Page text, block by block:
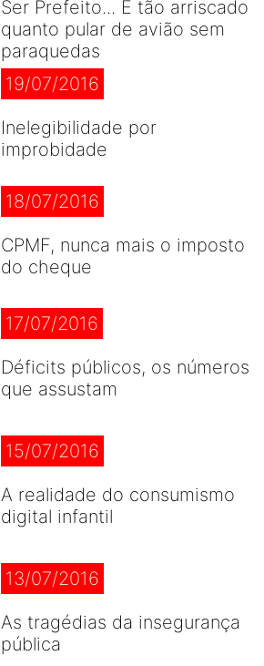
Ser Prefeito... É tão arriscado
quanto pular de avião sem
paraquedas
19/07/2016
Inelegibilidade por
improbidade
18/07/2016
CPMF, nunca mais o imposto
do cheque
17/07/2016
Déficits públicos, os números
que assustam
15/07/2016
A realidade do consumismo
digital infantil
13/07/2016
As tragédias da insegurança
pública